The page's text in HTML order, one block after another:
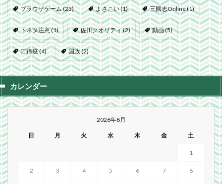
ブラウザゲーム(23) よさこい(1) 三國志Online(1)
下ネタ注意(1) 佐川クオリティ(2) 動画(5)
口蹄疫(4) 国政(2)
カレンダー
2026年8月
日 月 火 水 木 金 土
1
2 3 4 5 6 7 8